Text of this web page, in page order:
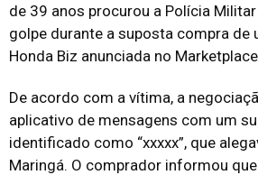
de 39 anos procurou a Polícia
golpe durante a suposta compra de
Honda Biz anunciada no
De acordo com a vítima, a
aplicativo de mensagens com um
identificado como “xxxxx”, que
Maringá. O comprador informou